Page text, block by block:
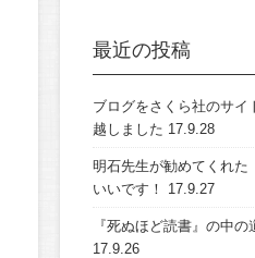
最近の投稿
ブログをさくら社のサイ
越しました 17.9.28
明石先生が勧めてくれた
いいです！
17.9.27
『死ぬほど読書』の中の
17.9.26